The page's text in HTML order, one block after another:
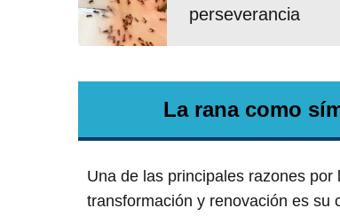
perseverancia
La rana como
Una de las principales razones
transformación y renovación es su